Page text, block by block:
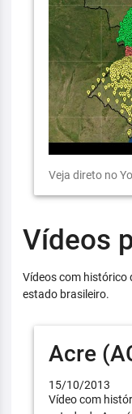
Veja direto no
Vídeos
Vídeos com histórico
estado brasileiro.
Acre
15/10/2013
Vídeo com